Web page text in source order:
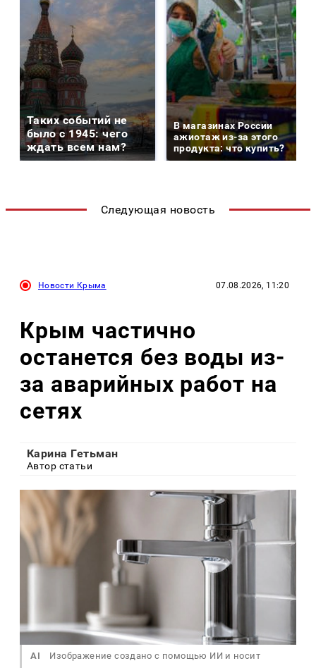
Таких событий не
было с 1945: чего
ждать всем нам?
В магазинах России
ажиотаж из-за этого
продукта: что купить?
Следующая новость
Новости Крыма 07.08.2026, 11:20
Крым частично
останется без воды из-
за аварийных работ на
сетях
Карина Гетьман
Автор статьи
AI
Изображение создано с помощью ИИ и носит